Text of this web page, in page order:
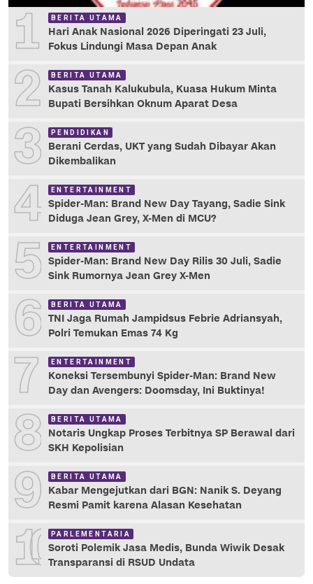
1 BERITA UTAMA
Hari Anak Nasional 2026 Diperingati 23 Juli,
Fokus Lindungi Masa Depan Anak
2 BERITA UTAMA
Kasus Tanah Kalukubula, Kuasa Hukum Minta
Bupati Bersihkan Oknum Aparat Desa
3 PENDIDIKAN
Berani Cerdas, UKT yang Sudah Dibayar Akan
Dikembalikan
4 ENTERTAINMENT
Spider-Man: Brand New Day Tayang, Sadie Sink
Diduga Jean Grey, X-Men di MCU?
5 ENTERTAINMENT
Spider-Man: Brand New Day Rilis 30 Juli, Sadie
Sink Rumornya Jean Grey X-Men
6 BERITA UTAMA
TNI Jaga Rumah Jampidsus Febrie Adriansyah,
Polri Temukan Emas 74 Kg
7 ENTERTAINMENT
Koneksi Tersembunyi Spider-Man: Brand New
Day dan Avengers: Doomsday, Ini Buktinya!
8 BERITA UTAMA
Notaris Ungkap Proses Terbitnya SP Berawal dari
SKH Kepolisian
9 BERITA UTAMA
Kabar Mengejutkan dari BGN: Nanik S. Deyang
Resmi Pamit karena Alasan Kesehatan
10 PARLEMENTARIA
Soroti Polemik Jasa Medis, Bunda Wiwik Desak
Transparansi di RSUD Undata